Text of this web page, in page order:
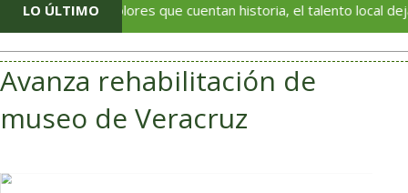
LO ÚLTIMO
Con colores que cuentan historia, el talento local deja huella
Avanza rehabilitación de
museo de Veracruz